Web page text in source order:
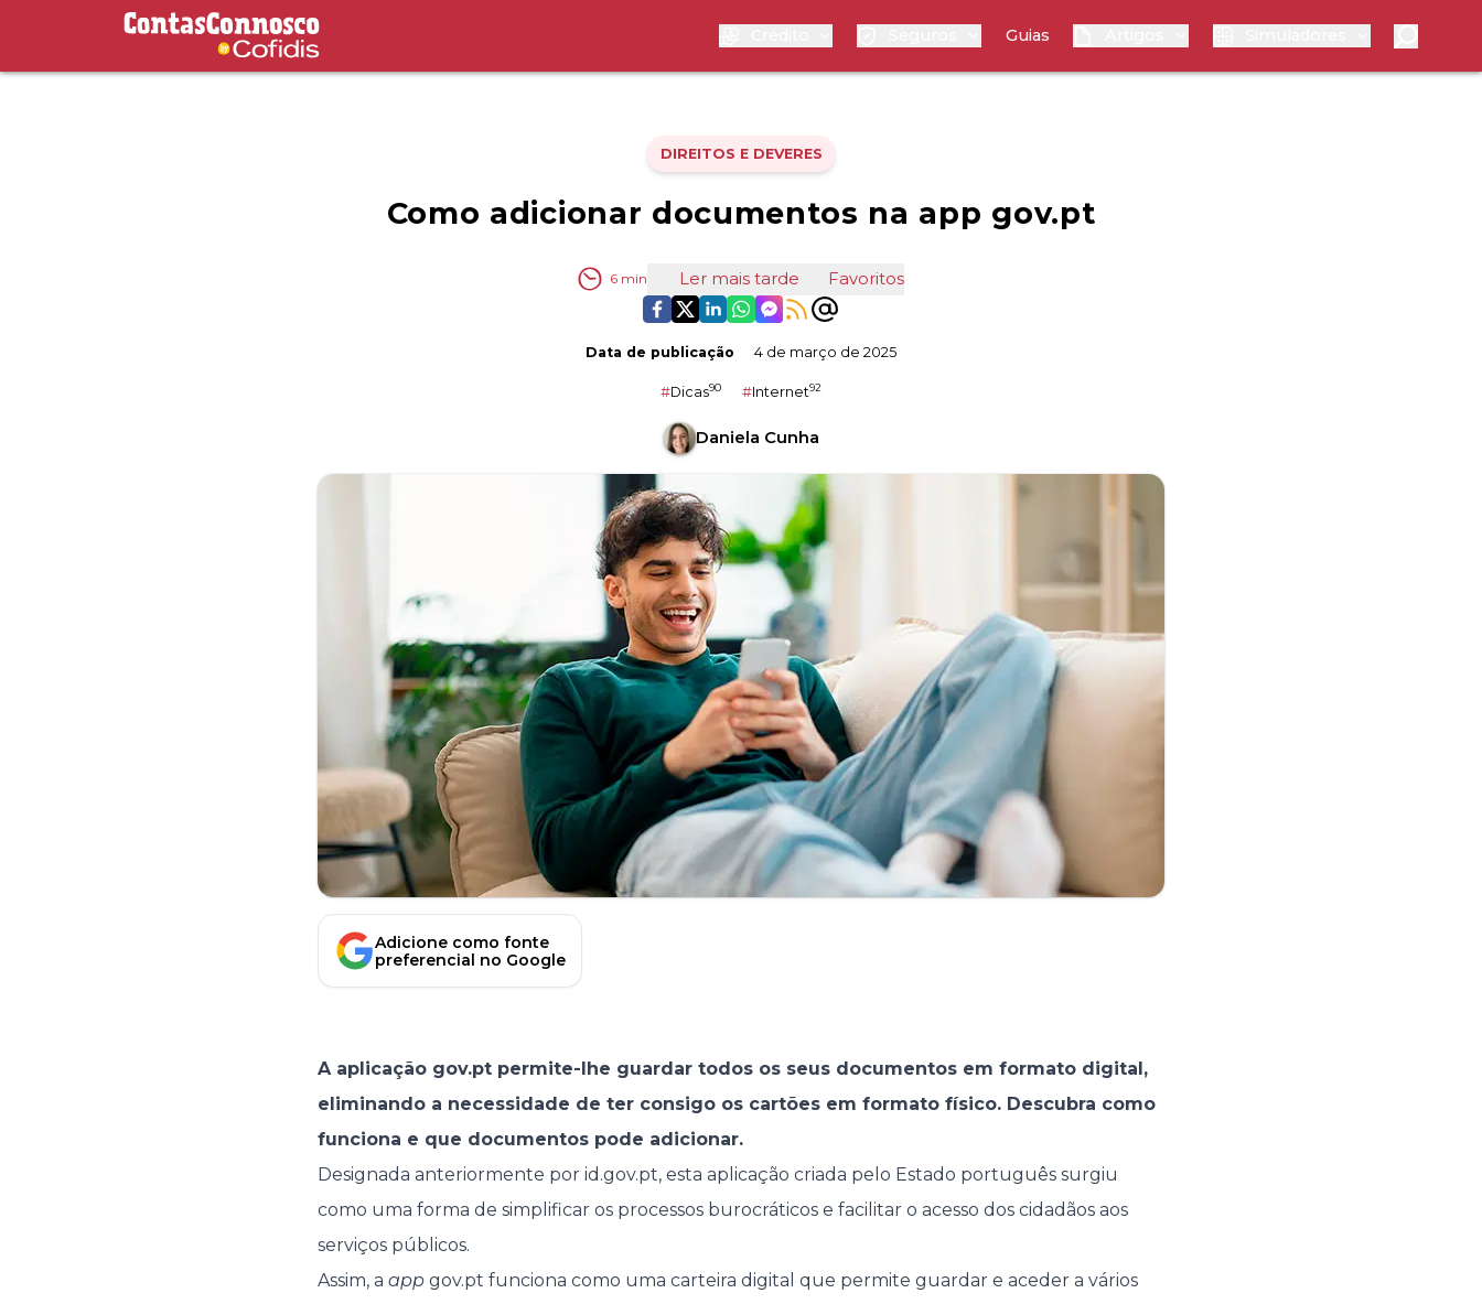
Contas Connosco by Cofidis Guias
DIREITOS E DEVERES
Como adicionar documentos na app gov.pt
6 min Ler mais tarde Favoritos
Data de publicação 4 de março de 2025
#Dicas90 #Internet92
Daniela Cunha
Adicione como fonte
preferencial no Google
A aplicação gov.pt permite-lhe guardar todos os seus documentos em formato digital,
eliminando a necessidade de ter consigo os cartões em formato físico. Descubra como
funciona e que documentos pode adicionar.
Designada anteriormente por id.gov.pt, esta aplicação criada pelo Estado português surgiu
como uma forma de simplificar os processos burocráticos e facilitar o acesso dos cidadãos aos
serviços públicos.
Assim, a app gov.pt funciona como uma carteira digital que permite guardar e aceder a vários